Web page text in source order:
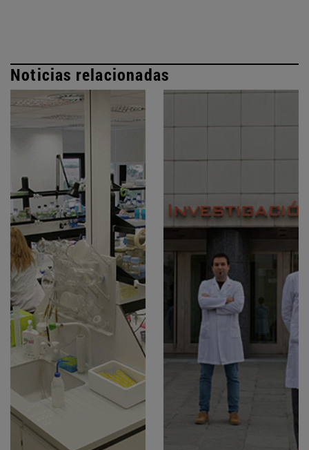
Noticias relacionadas